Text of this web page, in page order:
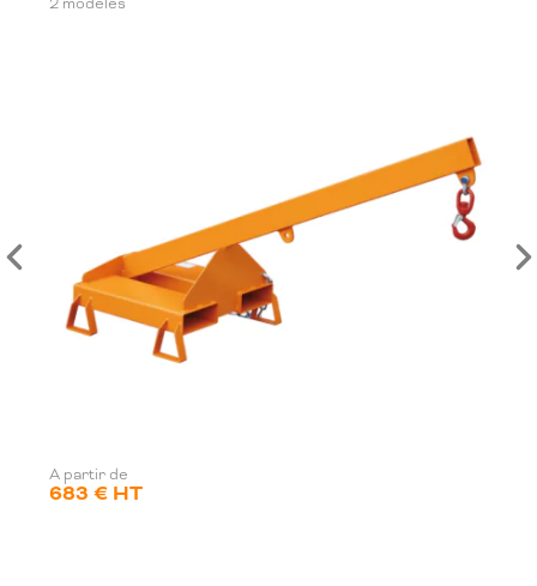
A partir de
683 € HT